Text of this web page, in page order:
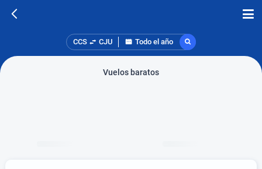
CCS CJU Todo el año
Vuelos baratos